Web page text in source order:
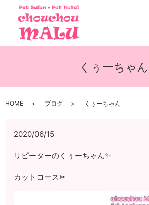
くぅーちゃん
HOME ブログ くぅーちゃん
2020/06/15
リピーターのくぅーちゃん✨
カットコース✂